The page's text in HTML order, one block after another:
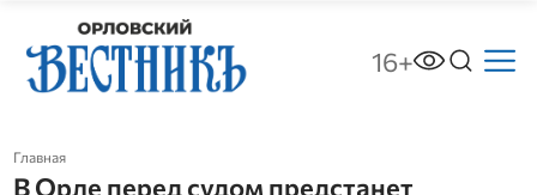
16+
Главная
В Орле перед судом предстанет